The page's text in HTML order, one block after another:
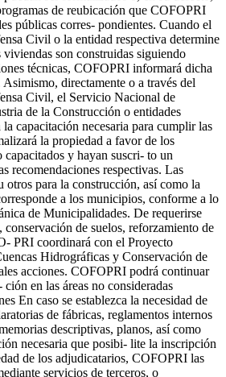
de reubicación que COFOPRI
públicas corres- pondientes. Cuando el
Civil o la entidad respectiva determine
son construidas siguiendo
técnicas, COFOPRI informará dicha
directamente o a través del
Civil, el Servicio Nacional de
de la Construcción o entidades
capacitación necesaria para cumplir las
la propiedad a favor de los
capacitados y hayan suscri- to un
recomendaciones respectivas. Las
otros para la construcción, así como la
a los municipios, conforme a lo
de Municipalidades. De requerirse
conservación de suelos, reforzamiento de
PRI coordinará con el Proyecto
Hidrográficas y Conservación de
acciones. COFOPRI podrá continuar
en las áreas no consideradas
En caso se establezca la necesidad de
de fábricas, reglamentos internos
descriptivas, planos, así como
necesaria que posibi- lite la inscripción
de los adjudicatarios, COFOPRI las
servicios de terceros, o